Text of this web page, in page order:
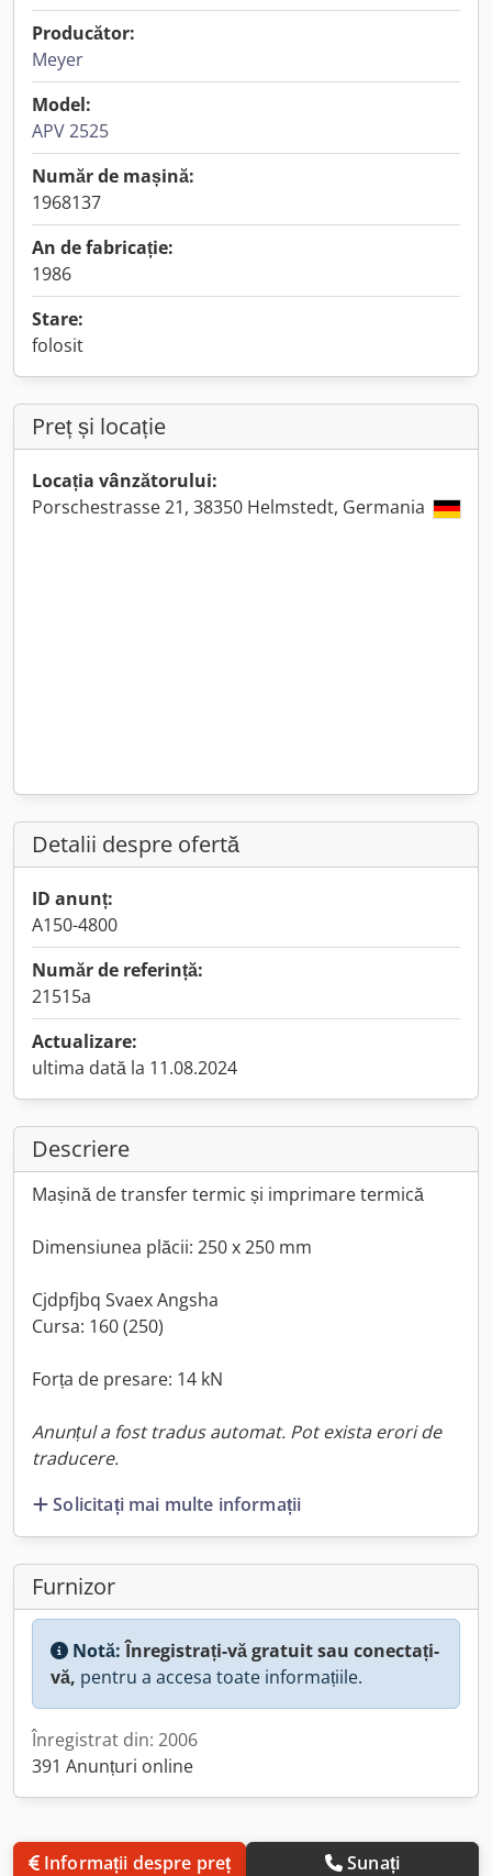
Producător:
Meyer
Model:
APV 2525
Număr de mașină:
1968137
An de fabricație:
1986
Stare:
folosit
Preț și locație
Locația vânzătorului:
Porschestrasse 21, 38350 Helmstedt, Germania
Detalii despre ofertă
ID anunț:
A150-4800
Număr de referință:
21515a
Actualizare:
ultima dată la 11.08.2024
Descriere
Mașină de transfer termic și imprimare termică
Dimensiunea plăcii: 250 x 250 mm
Cjdpfjbq Svaex Angsha
Cursa: 160 (250)
Forța de presare: 14 kN
Anunțul a fost tradus automat. Pot exista erori de
traducere.
Solicitați mai multe informații
Furnizor
Notă:Înregistrați-vă gratuit sau conectați-
vă, pentru a accesa toate informațiile.
Înregistrat din: 2006
391 Anunțuri online
Informații despre preț Sunați